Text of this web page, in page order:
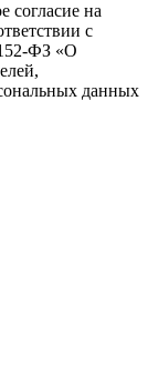
согласие на
с
ФЗ «О
данных